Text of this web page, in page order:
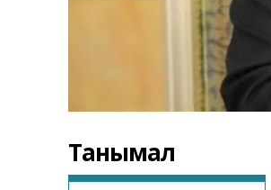
Танымал